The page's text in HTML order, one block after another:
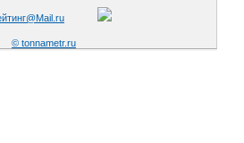
© tonnametr.ru